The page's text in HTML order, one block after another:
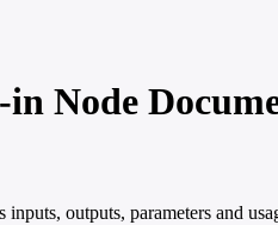
Node
outputs, parameters and